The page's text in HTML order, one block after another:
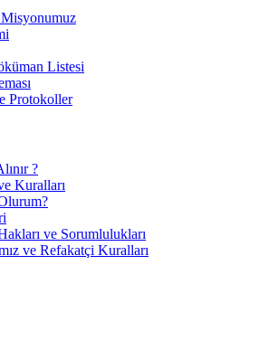
Listesi
Protokoller
?
Kuralları
ve Sorumlulukları
ve Refakatçi Kuralları